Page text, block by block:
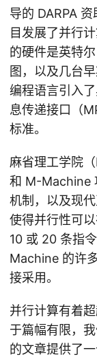
导的 DARPA
目发展了并行
的硬件是英特
图，以及几台
编程语言引入
息传递接口（
标准。
麻省理工学院
和 M-Machine
机制，以及现
使得并行性可
10 或 20 条指
Machine 的许
接采用。
并行计算有着
于篇幅有限，
的文章提供了一